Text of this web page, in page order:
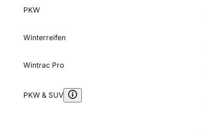
PKW
Winterreifen
Wintrac Pro
PKW & SUV